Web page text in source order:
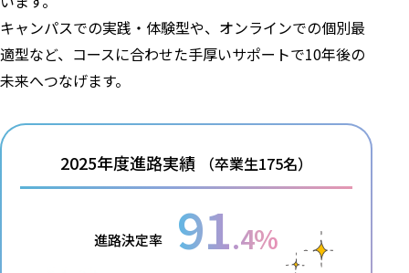
キャンパスでの実践・体験型や、オンラインでの個別最
適型など、コースに合わせた手厚いサポートで10年後の
未来へつなげます。
2025年度進路実績 （卒業生175名）
進路決定率 91.4%